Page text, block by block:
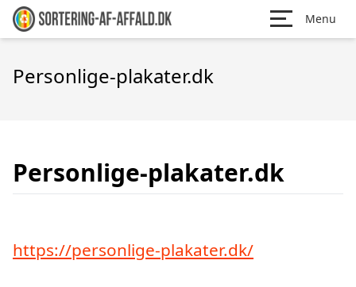
Menu
Personlige-plakater.dk
Personlige-plakater.dk
https://personlige-plakater.dk/